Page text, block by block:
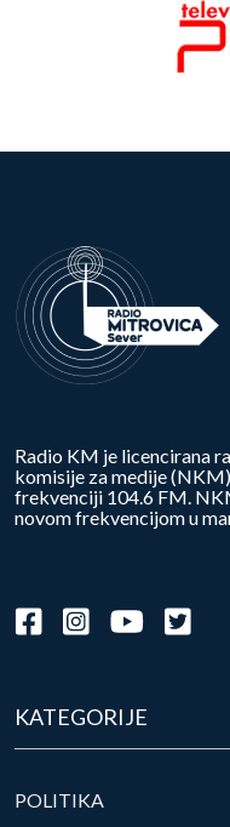
Radio KM je licencirana
komisije za medije
frekvenciji 104.6 FM.
novom frekvencijom u
KATEGORIJE
POLITIKA